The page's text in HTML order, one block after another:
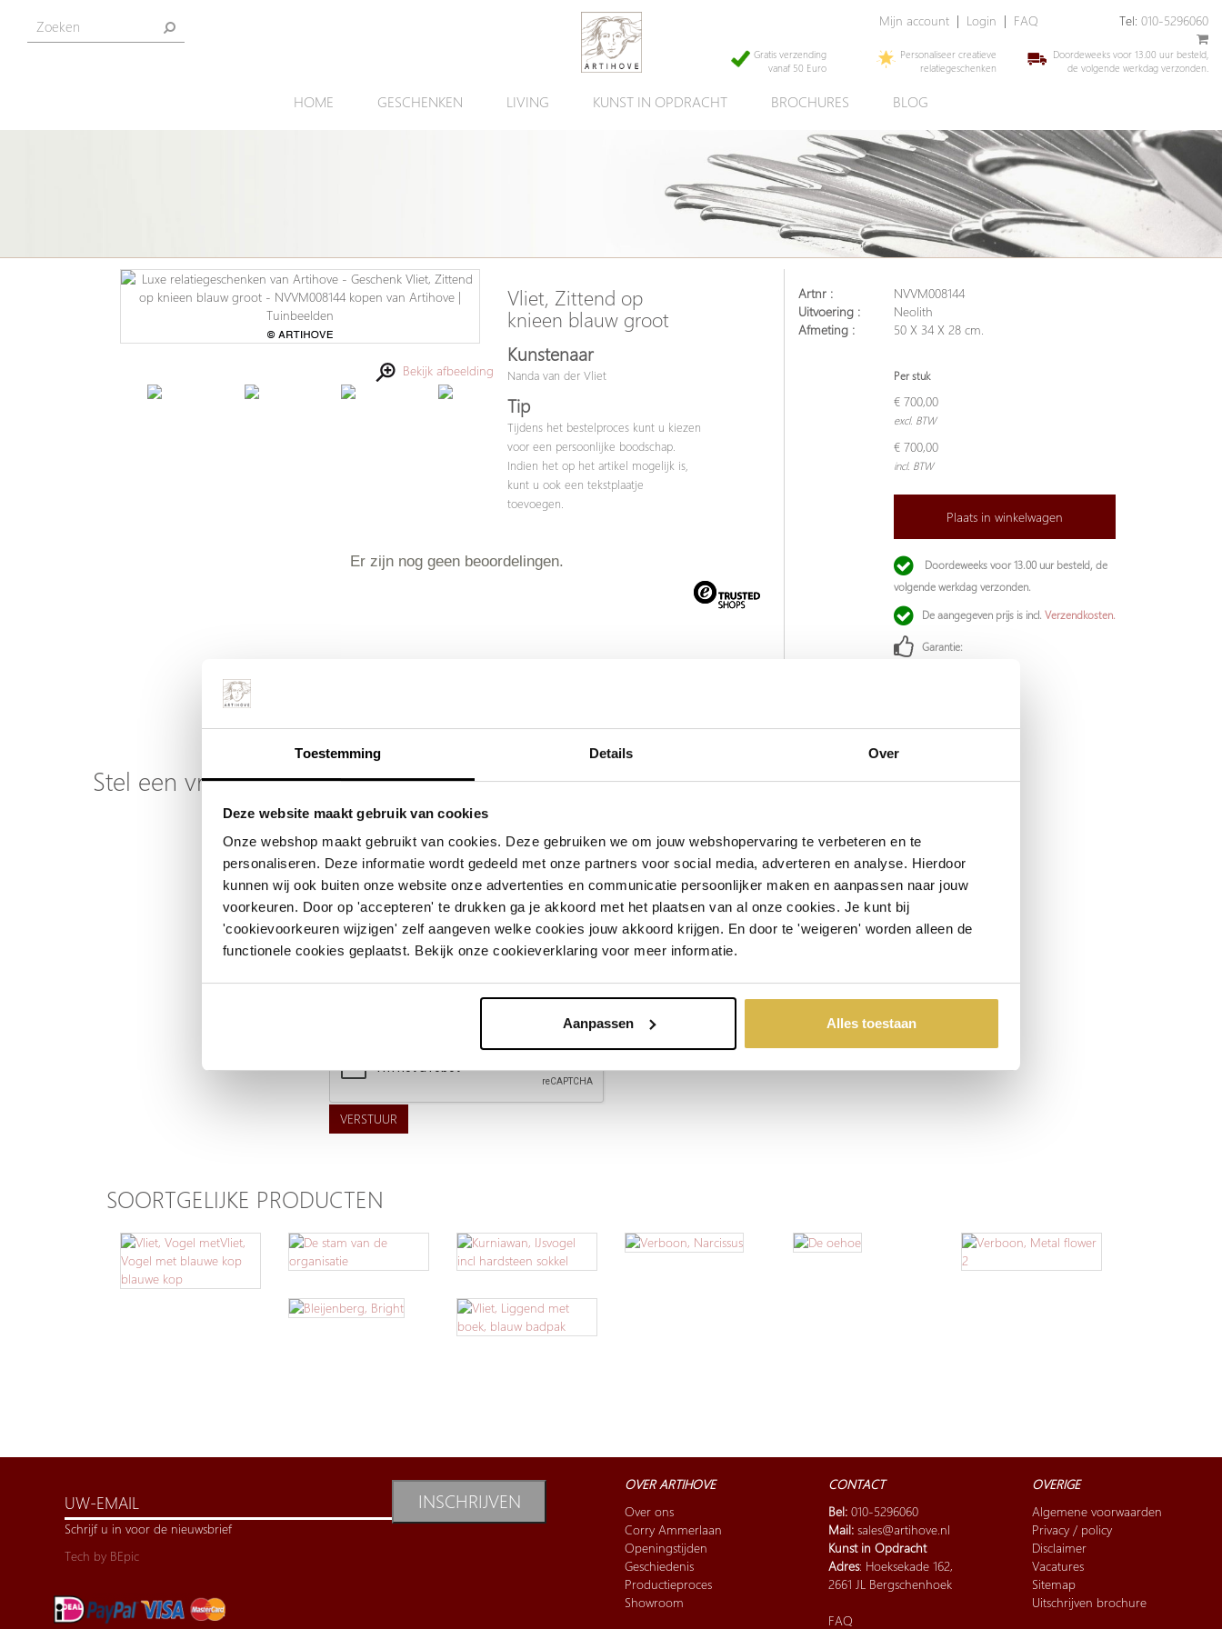
Toestemming Details Over
Deze website maakt gebruik van cookies
Onze webshop maakt gebruikt van cookies. Deze gebruiken we om jouw webshopervaring te verbeteren en te
personaliseren. Deze informatie wordt gedeeld met onze partners voor social media, adverteren en analyse. Hierdoor
kunnen wij ook buiten onze website onze advertenties en communicatie persoonlijker maken en aanpassen naar jouw
voorkeuren. Door op 'accepteren' te drukken ga je akkoord met het plaatsen van al onze cookies. Je kunt bij
'cookievoorkeuren wijzigen' zelf aangeven welke cookies jouw akkoord krijgen. En door te 'weigeren' worden alleen de
functionele cookies geplaatst. Bekijk onze cookieverklaring voor meer informatie.
Aanpassen Alles toestaan
Mijn account Login FAQ Tel: 010-5296060
Gratis verzending
vanaf 50 Euro
Personaliseer creatieve
relatiegeschenken
Doordeweeks voor 13.00 uur besteld,
de volgende werkdag verzonden.
HOME GESCHENKEN LIVING KUNST IN OPDRACHT BROCHURES BLOG
Bekijk afbeelding
Vliet, Zittend op
knieen blauw groot
Kunstenaar
Nanda van der Vliet
Tip
Tijdens het bestelproces kunt u kiezen
voor een persoonlijke boodschap.
Indien het op het artikel mogelijk is,
kunt u ook een tekstplaatje
toevoegen.
Er zijn nog geen beoordelingen.
Artnr :
NVVM008144
Uitvoering :
Neolith
Afmeting :
50 X 34 X 28 cm.
Per stuk
€ 700,00
excl. BTW
€ 700,00
incl. BTW
Plaats in winkelwagen
Doordeweeks voor 13.00 uur besteld, de
volgende werkdag verzonden.
De aangegeven prijs is incl. Verzendkosten.
Garantie:
Stel een vraag over dit product
Emailadres
Telefoonnummer
Uw vraag
VERSTUUR
SOORTGELIJKE PRODUCTEN
INSCHRIJVEN
Schrijf u in voor de nieuwsbrief
Tech by BEpic
OVER ARTIHOVE
Over ons
Corry Ammerlaan
Openingstijden
Geschiedenis
Productieproces
Showroom
CONTACT
Bel: 010-5296060
Mail: sales@artihove.nl
Kunst in Opdracht
Adres: Hoeksekade 162,
2661 JL Bergschenhoek
FAQ
OVERIGE
Algemene voorwaarden
Privacy / policy
Disclaimer
Vacatures
Sitemap
Uitschrijven brochure